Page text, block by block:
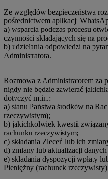
Ze względów bezpieczeństwa
pośrednictwem aplikacji
a) wsparcia podczas procesu
czynności składających się na
b) udzielania odpowiedzi na
Administratora.
Rozmowa z Administratorem za
nigdy nie będzie zawierać
dotyczyć m.in.:
a) stanu Państwa środków na
rzeczywistym);
b) jakichkolwiek kwestii
rachunku rzeczywistym;
c) składania Zleceń lub ich
d) zmiany lub aktualizacji
e) składania dyspozycji wpłaty
Pieniężny (rachunek rzeczywisty).